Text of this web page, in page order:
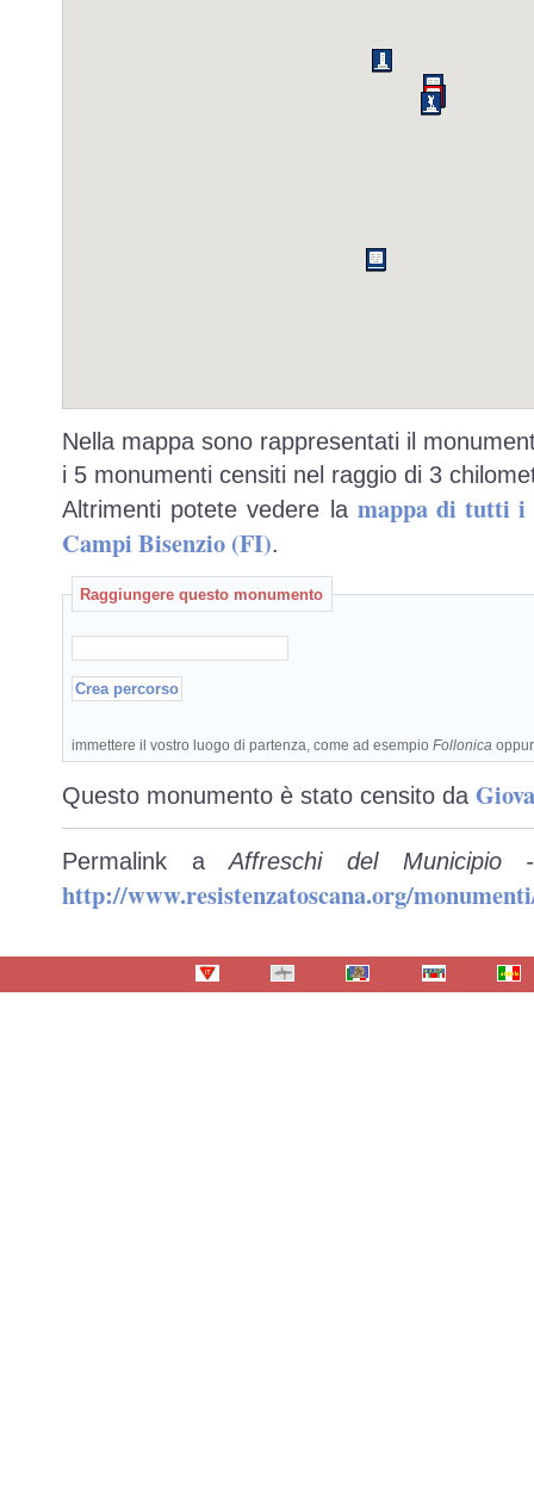
Nella mappa sono rappresentati il
i 5 monumenti censiti nel raggio di 3
Altrimenti potete vedere la mappa di tutti i
Campi Bisenzio (FI).
Raggiungere questo monumento
immettere il vostro luogo di partenza, come ad esempio Follonica
Questo monumento è stato censito da
Permalink aAffreschi del Municipio
http://www.resistenzatoscana.org/